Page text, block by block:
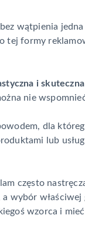
wątpienia jedna
tej formy
i skuteczna
nie
dla
lub
często
a wybór
wzorca i